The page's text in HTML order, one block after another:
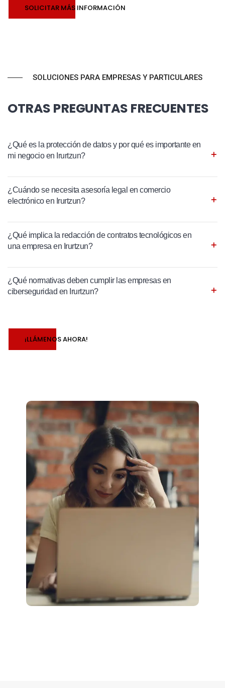
SOLICITAR MÁS INFORMACIÓN
SOLUCIONES PARA EMPRESAS Y PARTICULARES
OTRAS PREGUNTAS FRECUENTES
¿Qué es la protección de datos y por qué es importante en
mi negocio en Irurtzun?
¿Cuándo se necesita asesoría legal en comercio
electrónico en Irurtzun?
¿Qué implica la redacción de contratos tecnológicos en
una empresa en Irurtzun?
¿Qué normativas deben cumplir las empresas en
ciberseguridad en Irurtzun?
¡LLÁMENOS AHORA!